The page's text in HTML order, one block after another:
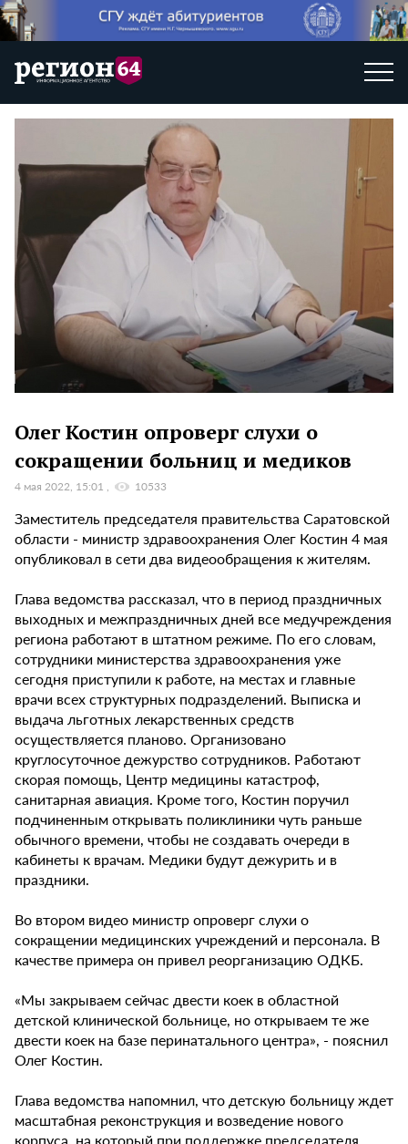
Олег Костин опроверг слухи о
сокращении больниц и медиков
4 мая 2022, 15:01 10533
Заместитель председателя правительства Саратовской
области - министр здравоохранения Олег Костин 4 мая
опубликовал в сети два видеообращения к жителям.
Глава ведомства рассказал, что в период праздничных
выходных и межпраздничных дней все медучреждения
региона работают в штатном режиме. По его словам,
сотрудники министерства здравоохранения уже
сегодня приступили к работе, на местах и главные
врачи всех структурных подразделений. Выписка и
выдача льготных лекарственных средств
осуществляется планово. Организовано
круглосуточное дежурство сотрудников. Работают
скорая помощь, Центр медицины катастроф,
санитарная авиация. Кроме того, Костин поручил
подчиненным открывать поликлиники чуть раньше
обычного времени, чтобы не создавать очереди в
кабинеты к врачам. Медики будут дежурить и в
праздники.
Во втором видео министр опроверг слухи о
сокращении медицинских учреждений и персонала. В
качестве примера он привел реорганизацию ОДКБ.
«Мы закрываем сейчас двести коек в областной
детской клинической больнице, но открываем те же
двести коек на базе перинатального центра», - пояснил
Олег Костин.
Глава ведомства напомнил, что детскую больницу ждет
масштабная реконструкция и возведение нового